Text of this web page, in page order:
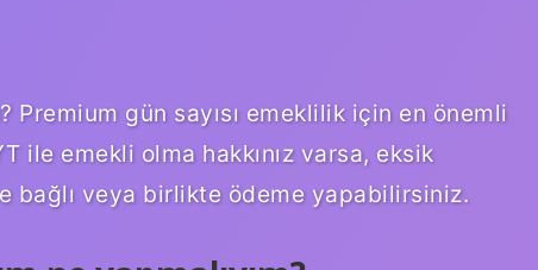
gün sayısı emeklilik için en önemli
ile emekli olma hakkınız varsa, eksik
veya birlikte ödeme yapabilirsiniz.